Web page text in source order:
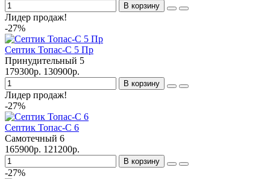
В корзину
Лидер продаж!
-27%
Септик Топас-С 5 Пр
Принудительный 5
179300р. 130900р.
В корзину
Лидер продаж!
-27%
Септик Топас-С 6
Самотечный 6
165900р. 121200р.
В корзину
-27%